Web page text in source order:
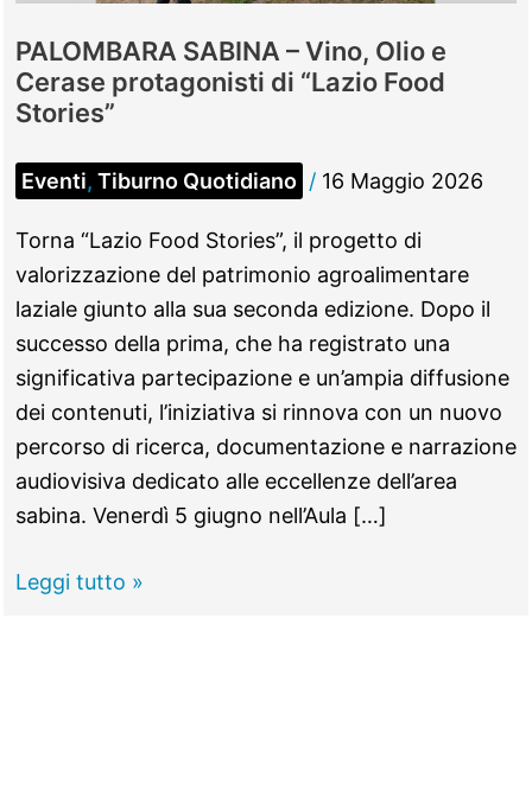
PALOMBARA SABINA – Vino, Olio e
Cerase protagonisti di “Lazio Food
Stories”
Eventi, Tiburno Quotidiano / 16 Maggio 2026
Torna “Lazio Food Stories”, il progetto di
valorizzazione del patrimonio agroalimentare
laziale giunto alla sua seconda edizione. Dopo il
successo della prima, che ha registrato una
significativa partecipazione e un’ampia diffusione
dei contenuti, l’iniziativa si rinnova con un nuovo
percorso di ricerca, documentazione e narrazione
audiovisiva dedicato alle eccellenze dell’area
sabina. Venerdì 5 giugno nell’Aula […]
PALOMBARA
Leggi tutto »